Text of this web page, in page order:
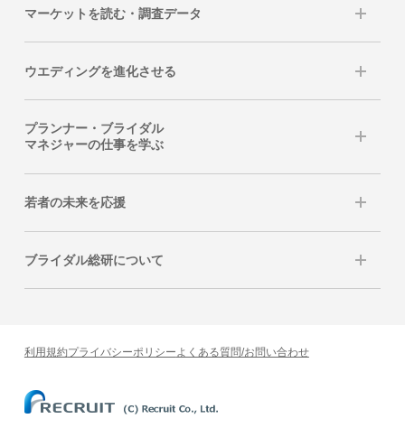
マーケットを読む・調査データ
ウエディングを進化させる
プランナー・ブライダル
マネジャーの仕事を学ぶ
若者の未来を応援
ブライダル総研について
利用規約プライバシーポリシーよくある質問/お問い合わせ